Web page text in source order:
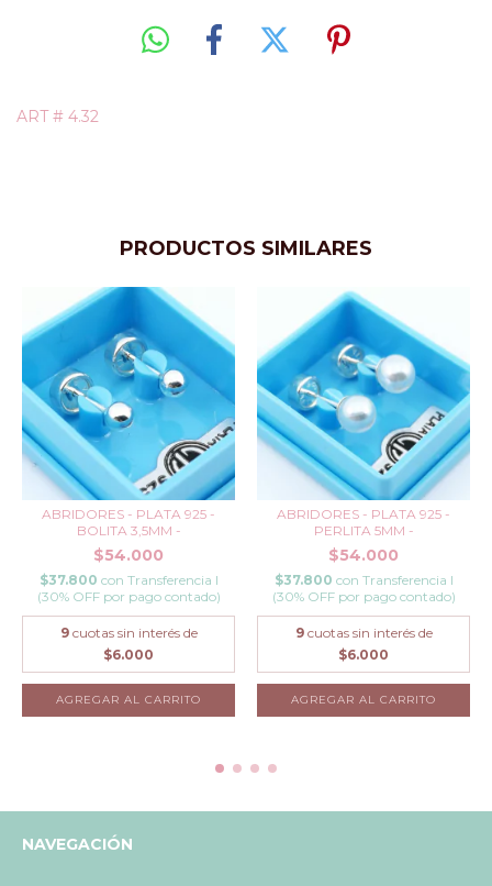
ART # 4.32
PRODUCTOS SIMILARES
ABRIDORES - PLATA 925 -
BOLITA 3,5MM -
$54.000
$37.800 con Transferencia I
(30% OFF por pago contado)
9 cuotas sin interés de
$6.000
ABRIDORES - PLATA 925 -
PERLITA 5MM -
$54.000
$37.800 con Transferencia I
(30% OFF por pago contado)
9 cuotas sin interés de
$6.000
NAVEGACIÓN